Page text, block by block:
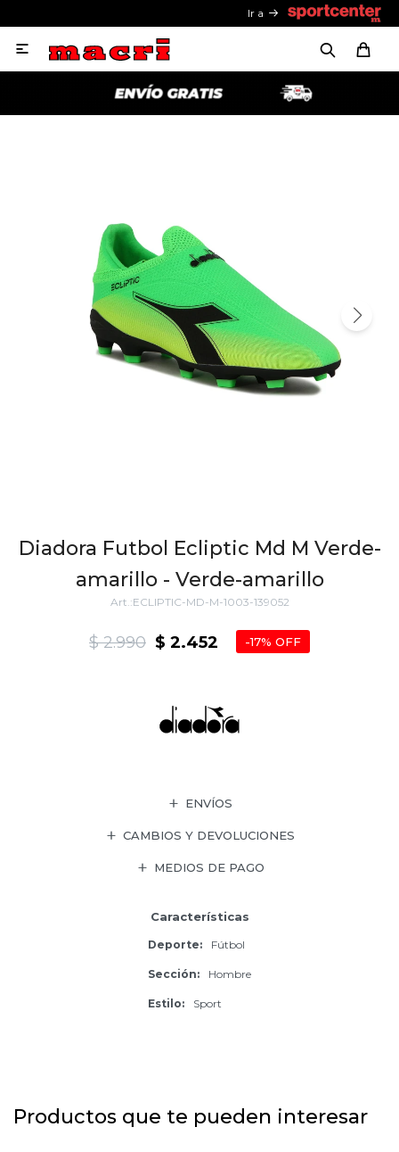
Ir a

Diadora Futbol Ecliptic Md M Verde-
amarillo - Verde-amarillo
ECLIPTIC-MD-M-1003-139052
$ 2.452
$ 2.990 17
ENVÍOS
CAMBIOS Y DEVOLUCIONES
MEDIOS DE PAGO
Características
Deporte Fútbol
Sección Hombre
Estilo Sport
Productos que te pueden interesar